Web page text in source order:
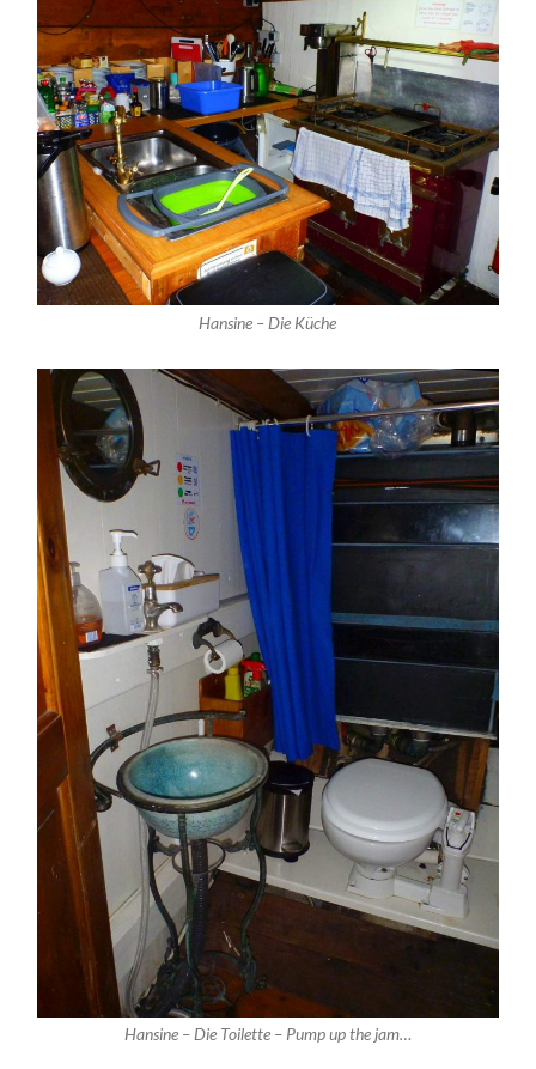
Hansine – Die Küche
Hansine – Die Toilette – Pump up the jam…